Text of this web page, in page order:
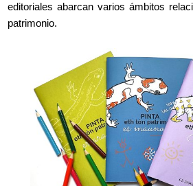
v
i
editoriales abarcan varios ámbitos
patrimonio.